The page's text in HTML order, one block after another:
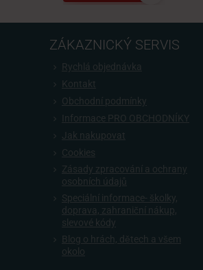
ZÁKAZNICKÝ SERVIS
Rychlá objednávka
Kontakt
Obchodní podmínky
Informace PRO OBCHODNÍKY
Jak nakupovat
Cookies
Zásady zpracování a ochrany
osobních údajů
Speciální informace- školky,
doprava, zahraniční nákup,
slevové kódy
Blog o hrách, dětech a všem
okolo